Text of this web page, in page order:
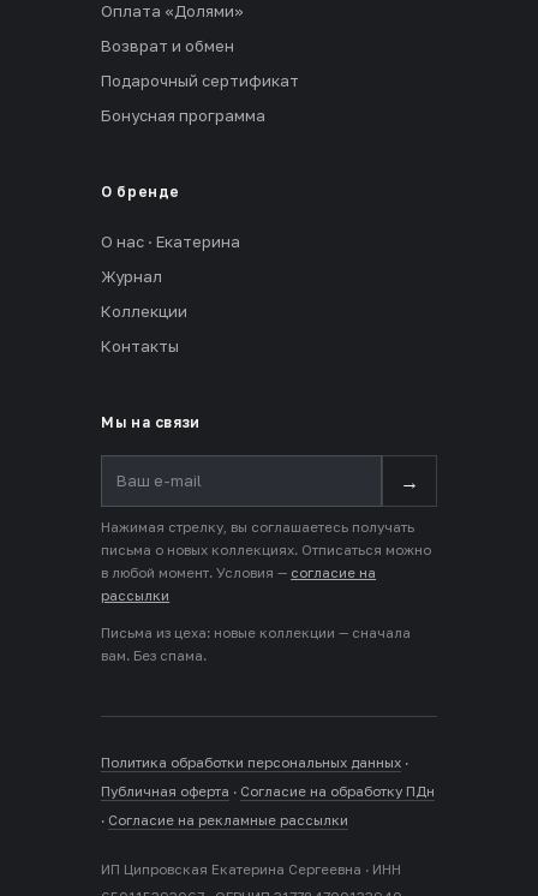
Оплата «Долями»
Возврат и обмен
Подарочный сертификат
Бонусная программа
О бренде
О нас · Екатерина
Журнал
Коллекции
Контакты
Мы на связи
→
Нажимая стрелку, вы соглашаетесь получать
письма о новых коллекциях. Отписаться можно
в любой момент. Условия — согласие на
рассылки
Письма из цеха: новые коллекции — сначала
вам. Без спама.
Политика обработки персональных данных ·
Публичная оферта · Согласие на обработку ПДн
· Согласие на рекламные рассылки
ИП Ципровская Екатерина Сергеевна · ИНН